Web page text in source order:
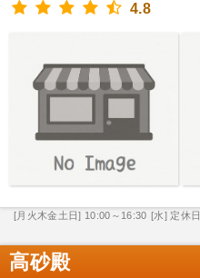
4.8
[月火木金土日] 10:00～16:30 [水] 定休日
高砂殿